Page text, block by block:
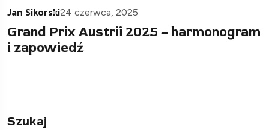
Jan Sikorski24 czerwca, 2025
Grand Prix Austrii 2025 – harmonogram
i zapowiedź
Szukaj